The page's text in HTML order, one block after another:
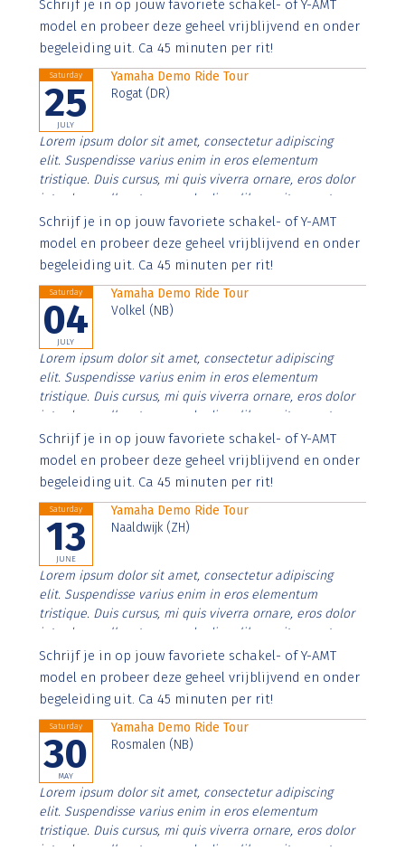
imperdiet. Nunc ut sem vitae risus tristique posuere.
Schrijf je in op jouw favoriete schakel- of Y-AMT
model en probeer deze geheel vrijblijvend en onder
begeleiding uit. Ca 45 minuten per rit!
Saturday
25
JULY
Yamaha Demo Ride Tour
Rogat (DR)
Lorem ipsum dolor sit amet, consectetur adipiscing
elit. Suspendisse varius enim in eros elementum
tristique. Duis cursus, mi quis viverra ornare, eros dolor
interdum nulla, ut commodo diam libero vitae erat.
Aenean faucibus nibh et justo cursus id rutrum lorem
imperdiet. Nunc ut sem vitae risus tristique posuere.
Schrijf je in op jouw favoriete schakel- of Y-AMT
model en probeer deze geheel vrijblijvend en onder
begeleiding uit. Ca 45 minuten per rit!
Saturday
04
JULY
Yamaha Demo Ride Tour
Volkel (NB)
Lorem ipsum dolor sit amet, consectetur adipiscing
elit. Suspendisse varius enim in eros elementum
tristique. Duis cursus, mi quis viverra ornare, eros dolor
interdum nulla, ut commodo diam libero vitae erat.
Aenean faucibus nibh et justo cursus id rutrum lorem
imperdiet. Nunc ut sem vitae risus tristique posuere.
Schrijf je in op jouw favoriete schakel- of Y-AMT
model en probeer deze geheel vrijblijvend en onder
begeleiding uit. Ca 45 minuten per rit!
Saturday
13
JUNE
Yamaha Demo Ride Tour
Naaldwijk (ZH)
Lorem ipsum dolor sit amet, consectetur adipiscing
elit. Suspendisse varius enim in eros elementum
tristique. Duis cursus, mi quis viverra ornare, eros dolor
interdum nulla, ut commodo diam libero vitae erat.
Aenean faucibus nibh et justo cursus id rutrum lorem
imperdiet. Nunc ut sem vitae risus tristique posuere.
Schrijf je in op jouw favoriete schakel- of Y-AMT
model en probeer deze geheel vrijblijvend en onder
begeleiding uit. Ca 45 minuten per rit!
Saturday
30
MAY
Yamaha Demo Ride Tour
Rosmalen (NB)
Lorem ipsum dolor sit amet, consectetur adipiscing
elit. Suspendisse varius enim in eros elementum
tristique. Duis cursus, mi quis viverra ornare, eros dolor
interdum nulla, ut commodo diam libero vitae erat.